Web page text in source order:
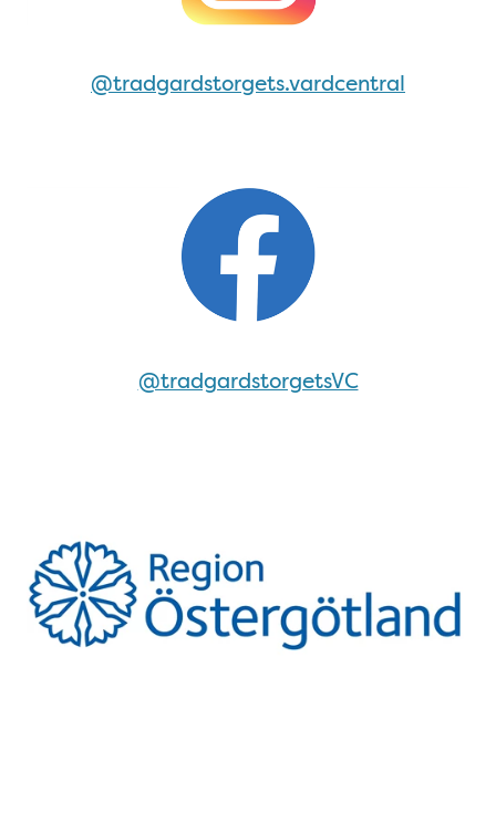
@tradgardstorgets.vardcentral
Följ oss på Facebook!
@tradgardstorgetsVC